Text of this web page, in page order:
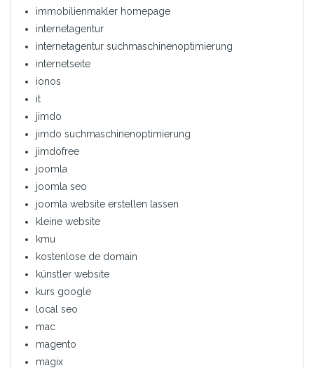
immobilienmakler homepage
internetagentur
internetagentur suchmaschinenoptimierung
internetseite
ionos
it
jimdo
jimdo suchmaschinenoptimierung
jimdofree
joomla
joomla seo
joomla website erstellen lassen
kleine website
kmu
kostenlose de domain
künstler website
kurs google
local seo
mac
magento
magix